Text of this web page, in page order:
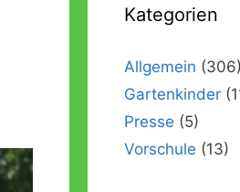
Beschwerde- und
Ein Garten für Kinder – Das Konzept
Einweihung der Räumlichkeiten
des Außengeländes
Abschlussausflug der Vorschulkinder
Abschlussgottesdienst der Vorschulkinder
Kategorien
Allgemein (306)
Gartenkinder
Presse (5)
Vorschule (13)